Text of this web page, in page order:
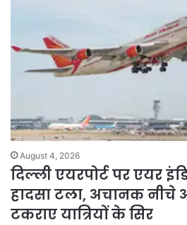
August 4, 2026
दिल्ली एयरपोर्ट पर एयर
हादसा टला, अचानक नीचे
टकराए यात्रियों के सिर